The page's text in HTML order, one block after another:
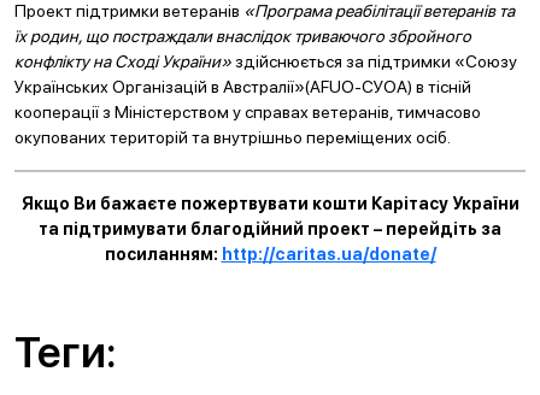
Проект підтримки ветеранів «Програма реабілітації ветеранів та
їх родин, що постраждали внаслідок триваючого збройного
конфлікту на Сході України»здійснюється за підтримки «Союзу
Українських Організацій в Австралії»(AFUO-СУОА) в тісній
кооперації з Міністерством у справах ветеранів, тимчасово
окупованих територій та внутрішньо переміщених осіб.
Якщо Ви бажаєте пожертвувати кошти Карітасу України
та підтримувати благодійний проект – перейдіть за
посиланням: http://caritas.ua/donate/
Теги: